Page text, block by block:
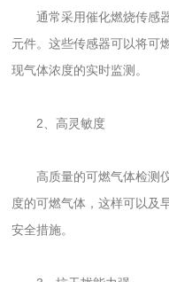
通常采用催化燃烧传感器
元件。这些传感器可以将可
现气体浓度的实时监测。
2、高灵敏度
高质量的可燃气体检测仪
度的可燃气体，这样可以及
安全措施。